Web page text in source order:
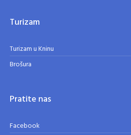
Turizam
Turizam u Kninu
Brošura
Pratite nas
Facebook